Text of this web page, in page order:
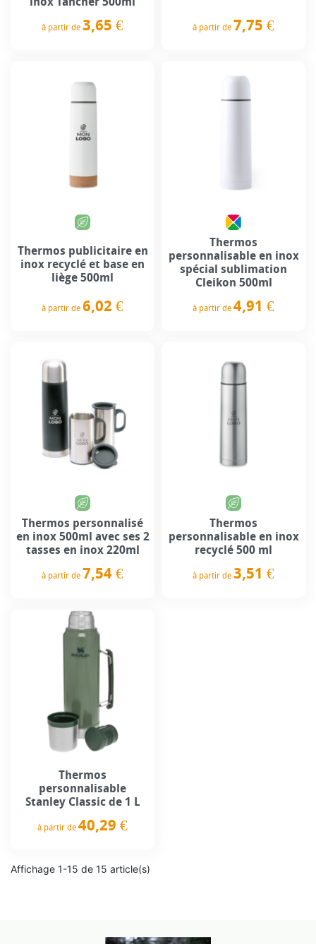
à partir de 3,65 € à partir de 7,75 €
Thermos publicitaire en
inox recyclé et base en
liège 500ml
à partir de 6,02 €
Thermos
personnalisable en inox
spécial sublimation
Cleikon 500ml
à partir de 4,91 €
Thermos personnalisé
en inox 500ml avec ses 2
tasses en inox 220ml
à partir de 7,54 €
Thermos
personnalisable en inox
recyclé 500 ml
à partir de 3,51 €
Thermos
personnalisable
Stanley Classic de 1 L
à partir de 40,29 €
Affichage 1-15 de 15 article(s)